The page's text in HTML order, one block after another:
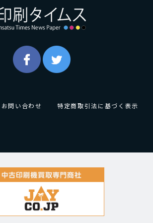
お問い合わせ 特定商取引法に基づく表示